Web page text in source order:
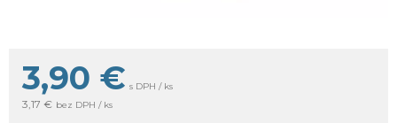
3,90 € s DPH / ks
3,17 € bez DPH / ks